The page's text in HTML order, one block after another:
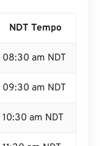
NDT Tempo
08:30 am NDT
09:30 am NDT
10:30 am NDT